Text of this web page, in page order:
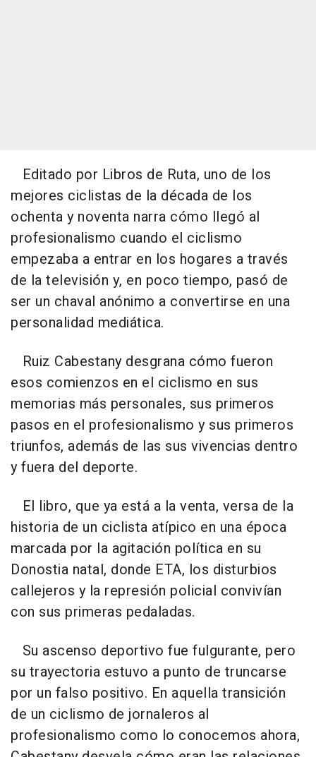
Editado por Libros de Ruta, uno de los
mejores ciclistas de la década de los
ochenta y noventa narra cómo llegó al
profesionalismo cuando el ciclismo
empezaba a entrar en los hogares a través
de la televisión y, en poco tiempo, pasó de
ser un chaval anónimo a convertirse en una
personalidad mediática.
Ruiz Cabestany desgrana cómo fueron
esos comienzos en el ciclismo en sus
memorias más personales, sus primeros
pasos en el profesionalismo y sus primeros
triunfos, además de las sus vivencias dentro
y fuera del deporte.
El libro, que ya está a la venta, versa de la
historia de un ciclista atípico en una época
marcada por la agitación política en su
Donostia natal, donde ETA, los disturbios
callejeros y la represión policial convivían
con sus primeras pedaladas.
Su ascenso deportivo fue fulgurante, pero
su trayectoria estuvo a punto de truncarse
por un falso positivo. En aquella transición
de un ciclismo de jornaleros al
profesionalismo como lo conocemos ahora,